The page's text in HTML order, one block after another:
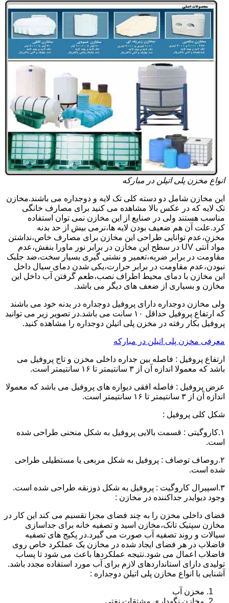
انواع مخزن پلی اتیلن در مبارکه
این مخازن شامل دو دسته کلی تک لایه و دوجداره می باشند.مخازن
تک لایه که در عکس بالا مشاهده می کنید برای مصارف خانگی
مناسب هستند ولی در صنایع از این مخازن نمی توان استفاده
کرد.علت آن هم ضعیف بودن لایه ها،نرمی بیش از حد بدنه
مخزن،عدم توانایی طراحی این مخازن برای مصارف خاص،نداشتن
مواد آنتی UV در سطح این مخازن در برابر نور ماورا بنفش،عدم
مقاومت در برابر ضربه،تعمیر و نشتی گیری بسیار سخت،ضد جلبک
نبودن،عدم مقاومت در برابر حرارت،یکی شدن دمای سیال داخل
این مخازن با دمای محیط اطراف نصب،طعم گرفتن آب داخل این
مخازن و بسیاری از ضعف های دیگر می باشد.
ولی مخازن دوجداره دارای پروفیل دوجداره در بدنه خود می باشند
که ارتفاع پروفیل حداقل ۱۰ سانت می باشد.در تصویر زیر می توانید
پروفیل بکار رفته در مخزن پلی اتیلن دوجداره را مشاهده کنید.
معرفی مخزن پلی اتیلن در مبارکه
ارتفاع پروفیل : فاصله بین جداره داخلی مخزن و تاج پروفیل می
باشد که معمولا اندازه آن از ۳ سانتیمتر تا ۱۶ سانتیمتر است.
عرض پروفیل : فاصله افقی دیواره های پروفیل می باشد که معمولا
اندازه آن از ۳ سانتیمتر تا ۱۶ سانتیمتر است.
شکل کلی پروفیل :
۱.کاروگیتی : قسمت بالایی پروفیل به شکل منحنی طراحی شده
است.
۲.روصاف توصاف : پروفیل به شکل مربعی یا مستطیلی طراحی
شده است.
۳.اسپیرال کاروگیت : پروفیل به شکل ذوزنقه طراحی شده است.
وجود دیوایدر جداکننده در مخازن :
فضای داخلی مخزن را به چند فضای مجزا تقسیم می کند این کار در
مخازن سپتیک تانک،مخازن اسید و تصفیه خانه برای جداسازی
سیالات و روند تصفیه آب صورت می گیرد.در پکیج های تصفیه
فاضلاب در هر فضای ایجاد شده در مخازن یک عملکرد خاص روی
فاضلاب اعمال می شود.نتیجه عملکردها باعث می شود تا پساب
تولیدی دارای استانداردهای لازم برای آب مورد استفاده مجدد باشد.
آشنایی با انواع مخازن پلی اتیلن دوجداره :
مخزن آب
مخازن نگهداری مشتقات نفتی